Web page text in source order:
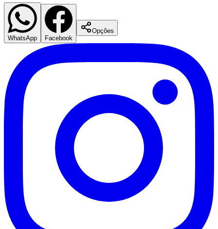
WhatsApp Facebook
Opções